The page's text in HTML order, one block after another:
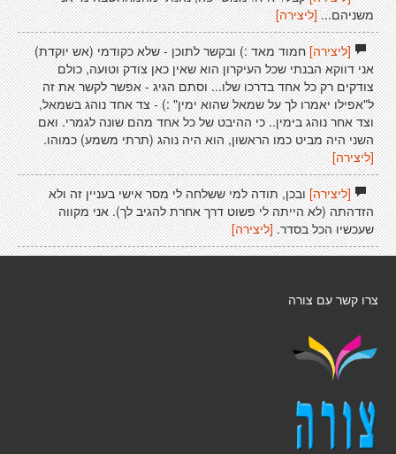
משניהם... [ליצירה]
[ליצירה]חמוד מאד :) ובקשר לתוכן - שלא כקודמי (אש יוקדת)
אני דווקא הבנתי שכל העיקרון הוא שאין כאן צודק וטועה, כולם
צודקים רק כל אחד בדרכו שלו... וסתם הגיג - אפשר לקשר את זה
ל"אפילו יאמרו לך על שמאל שהוא ימין" :) - צד אחד נוהג בשמאל,
וצד אחר נוהג בימין.. כי ההיבט של כל אחד מהם שונה לגמרי. ואם
השני היה מביט כמו הראשון, הוא היה נוהג (תרתי משמע) כמוהו.
[ליצירה]
[ליצירה]ובכן, תודה למי ששלחה לי מסר אישי בעניין זה ולא
הזדהתה (לא הייתה לי פשוט דרך אחרת להגיב לך). אני מקווה
שעכשיו הכל בסדר. [ליצירה]
צרו קשר עם צורה